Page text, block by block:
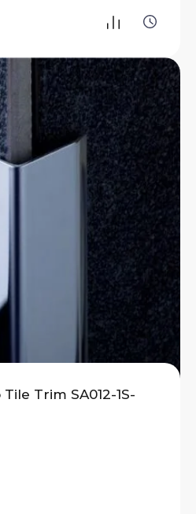
Trim SA012-1S-